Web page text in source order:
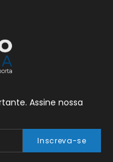
Assine nossa
Inscreva-se